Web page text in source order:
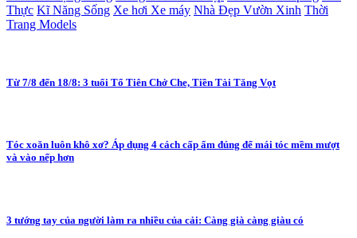
Thực Kĩ Năng Sống Xe hơi Xe máy Nhà Đẹp Vườn Xinh Thời
Trang Models
Từ 7/8 đến 18/8: 3 tuổi Tổ Tiên Chở Che, Tiền Tài Tăng Vọt
Tóc xoăn luôn khô xơ? Áp dụng 4 cách cấp ẩm đúng để mái tóc mềm mượt
và vào nếp hơn
3 tướng tay của người làm ra nhiều của cải: Càng già càng giàu có